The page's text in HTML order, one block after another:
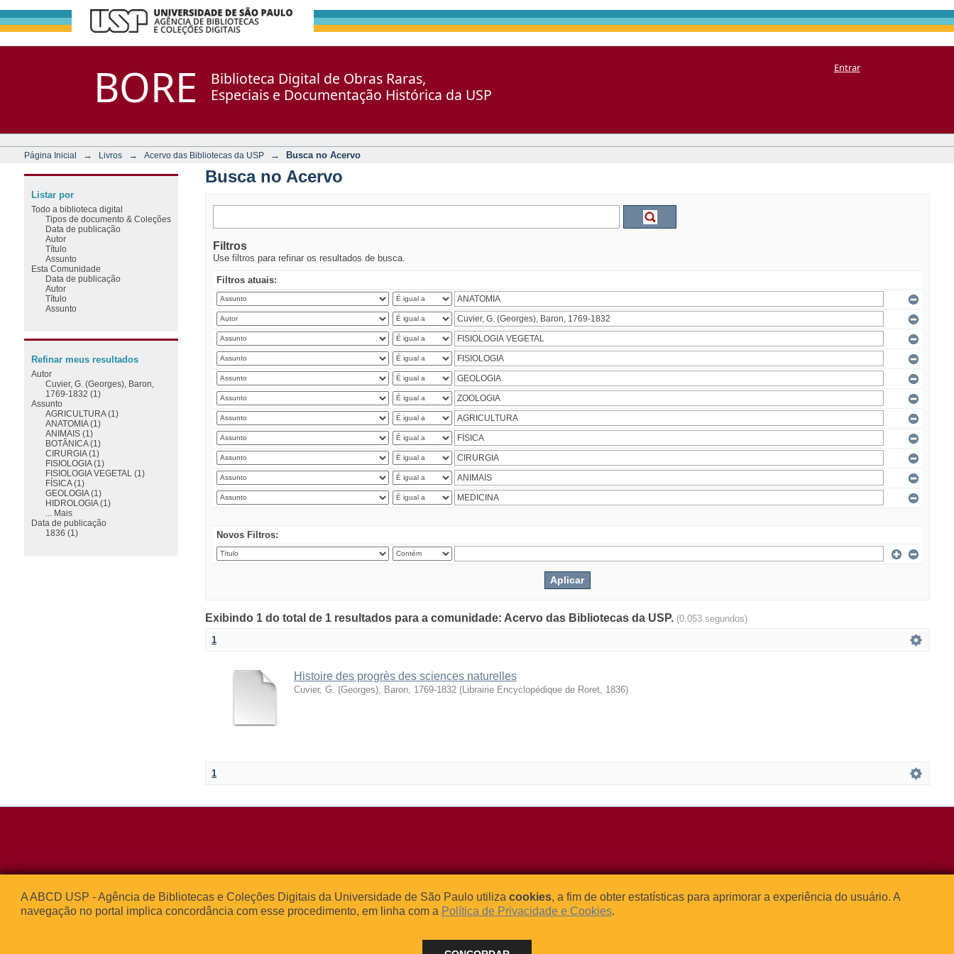
BORE
Biblioteca Digital de Obras Raras,
Especiais e Documentação Histórica da USP
Entrar
Página Inicial → Livros → Acervo das Bibliotecas da USP → Busca no Acervo
Busca no Acervo
Filtros
Use filtros para refinar os resultados de busca.
Filtros atuais:
Novos Filtros:
Exibindo 1 do total de 1 resultados para a comunidade: Acervo das Bibliotecas da USP. (0.053 segundos)
1
Histoire des progrès des sciences naturelles
Cuvier, G. (Georges), Baron, 1769-1832 (Librairie Encyclopédique de Roret, 1836)
1
Listar por
Todo a biblioteca digital
Tipos de documento & Coleções
Data de publicação
Autor
Título
Assunto
Esta Comunidade
Data de publicação
Autor
Título
Assunto
Refinar meus resultados
Autor
Cuvier, G. (Georges), Baron,
1769-1832 (1)
Assunto
AGRICULTURA (1)
ANATOMIA (1)
ANIMAIS (1)
BOTÂNICA (1)
CIRURGIA (1)
FISIOLOGIA (1)
FISIOLOGIA VEGETAL (1)
FÍSICA (1)
GEOLOGIA (1)
HIDROLOGIA (1)
... Mais
Data de publicação
1836 (1)
Rua da Praça do Relógio, 109 – Bloco L
05508-050 – Cidade Universitária
São Paulo, SP – Brasil
Tel: (0xx11) 3091-4195 / (0xx11) 3091-1541
Fax: (0xx11) 3091-1567
E-mail:atendimento@abcd.usp.br
  
A ABCD USP - Agência de Bibliotecas e Coleções Digitais da Universidade de São Paulo utiliza cookies, a fim de obter estatísticas para aprimorar a experiência do usuário. A
navegação no portal implica concordância com esse procedimento, em linha com a Política de Privacidade e Cookies.